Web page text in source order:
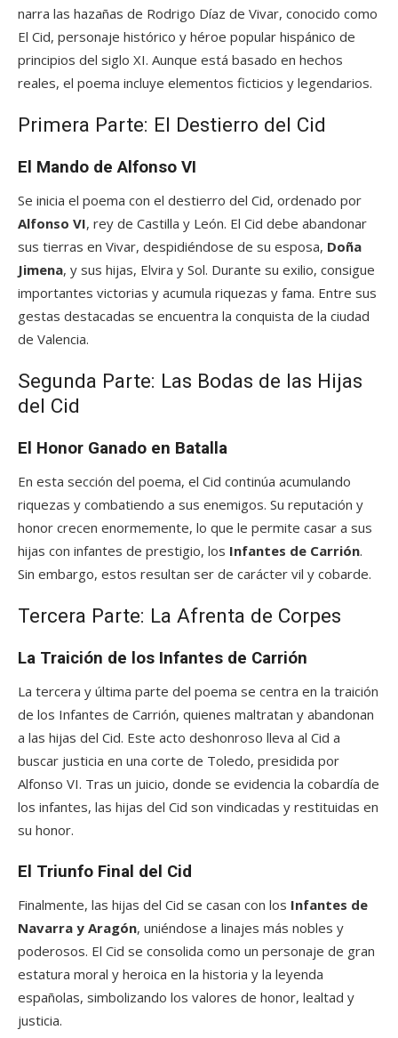
narra las hazañas de Rodrigo Díaz de Vivar, conocido como
El Cid, personaje histórico y héroe popular hispánico de
principios del siglo XI. Aunque está basado en hechos
reales, el poema incluye elementos ficticios y legendarios.
Primera Parte: El Destierro del Cid
El Mando de Alfonso VI
Se inicia el poema con el destierro del Cid, ordenado por
Alfonso VI, rey de Castilla y León. El Cid debe abandonar
sus tierras en Vivar, despidiéndose de su esposa, Doña
Jimena, y sus hijas, Elvira y Sol. Durante su exilio, consigue
importantes victorias y acumula riquezas y fama. Entre sus
gestas destacadas se encuentra la conquista de la ciudad
de Valencia.
Segunda Parte: Las Bodas de las Hijas
del Cid
El Honor Ganado en Batalla
En esta sección del poema, el Cid continúa acumulando
riquezas y combatiendo a sus enemigos. Su reputación y
honor crecen enormemente, lo que le permite casar a sus
hijas con infantes de prestigio, los Infantes de Carrión.
Sin embargo, estos resultan ser de carácter vil y cobarde.
Tercera Parte: La Afrenta de Corpes
La Traición de los Infantes de Carrión
La tercera y última parte del poema se centra en la traición
de los Infantes de Carrión, quienes maltratan y abandonan
a las hijas del Cid. Este acto deshonroso lleva al Cid a
buscar justicia en una corte de Toledo, presidida por
Alfonso VI. Tras un juicio, donde se evidencia la cobardía de
los infantes, las hijas del Cid son vindicadas y restituidas en
su honor.
El Triunfo Final del Cid
Finalmente, las hijas del Cid se casan con los Infantes de
Navarra y Aragón, uniéndose a linajes más nobles y
poderosos. El Cid se consolida como un personaje de gran
estatura moral y heroica en la historia y la leyenda
españolas, simbolizando los valores de honor, lealtad y
justicia.